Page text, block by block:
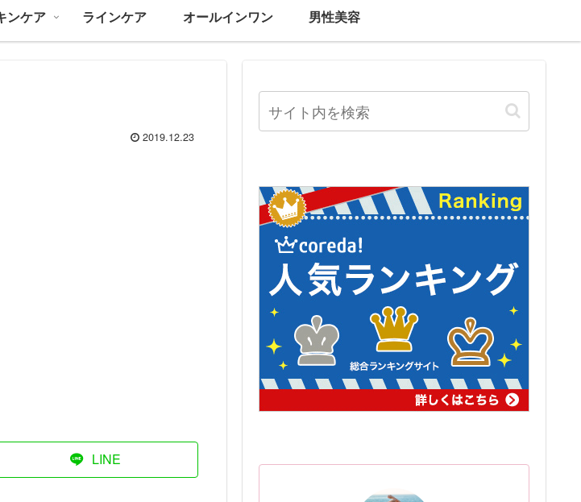
ンケア ラインケア オールインワン 男性美容
2019.12.23
LINE